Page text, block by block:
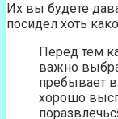
Их вы будете
посидел хоть
Перед тем
важно
пребывает
хорошо